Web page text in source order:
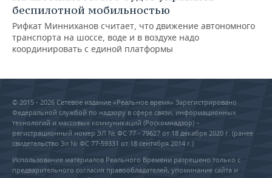
беспилотной мобильностью
Рифкат Минниханов считает, что движение автономного
транспорта на шоссе, воде и в воздухе надо
координировать с единой платформы
© 2015 - 2026 Сетевое издание «Реальное время» Зарегистрировано
Федеральной службой по надзору в сфере связи, информационных
технологий и массовых коммуникаций (Роскомнадзор) –
регистрационный номер ЭЛ № ФС 77 - 79627 от 18 декабря 2020 г. (ранее
свидетельство Эл № ФС 77-59331 от 18 сентября 2014 г.)
Использование материалов Реального Времени разрешено только с
предварительного согласия правообладателей, упоминание сайта и